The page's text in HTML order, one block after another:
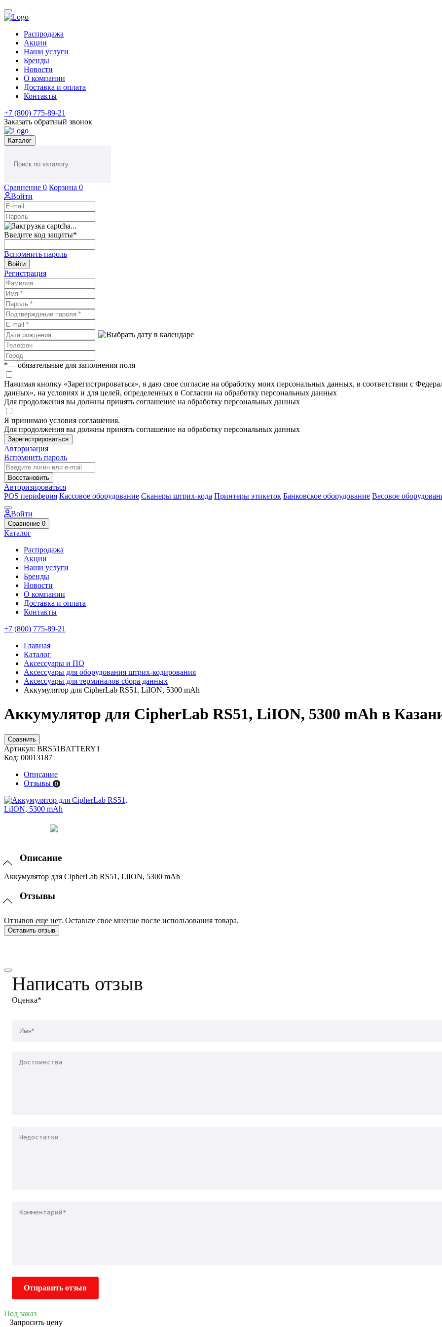
Распродажа
Акции
Наши услуги
Бренды
Новости
О компании
Доставка и оплата
Контакты
+7 (800) 775-89-21
Заказать обратный звонок
Каталог
Сравнение 0 Корзина 0
Войти
Введите код защиты*
Вспомнить пароль
Войти
Регистрация
*— обязательные для заполнения поля
Нажимая кнопку «Зарегистрироваться», я даю свое согласие на обработку моих персональных данных, в соответствии с
данных», на условиях и для целей, определенных в Согласии на обработку персональных данных
Для продолжения вы должны принять соглашение на обработку персональных данных
Я принимаю условия соглашения.
Для продолжения вы должны принять соглашение на обработку персональных данных
Зарегистрироваться
Авторизация
Вспомнить пароль
Восстановить
Авторизироваться
POS периферия Кассовое оборудование Сканеры штрих-кода Принтеры этикеток Банковское оборудование Весовое
Войти
Сравнение 0
Каталог
Распродажа
Акции
Наши услуги
Бренды
Новости
О компании
Доставка и оплата
Контакты
+7 (800) 775-89-21
Главная
Каталог
Аксессуары и ПО
Аксессуары для оборудования штрих-кодирования
Аксессуары для терминалов сбора данных
Аккумулятор для CipherLab RS51, LiION, 5300 mAh
Аккумулятор для CipherLab RS51, LiION, 5300 mAh в
Сравнить
Артикул: BRS51BATTERY1
Код: 00013187
Описание
Отзывы 0
Описание
Аккумулятор для CipherLab RS51, LiION, 5300 mAh
Отзывы
Отзывов еще нет. Оставьте свое мнение после использования товара.
Оставить отзыв
Написать отзыв
Оценка*
Отправить отзыв
Под заказ
Запросить цену